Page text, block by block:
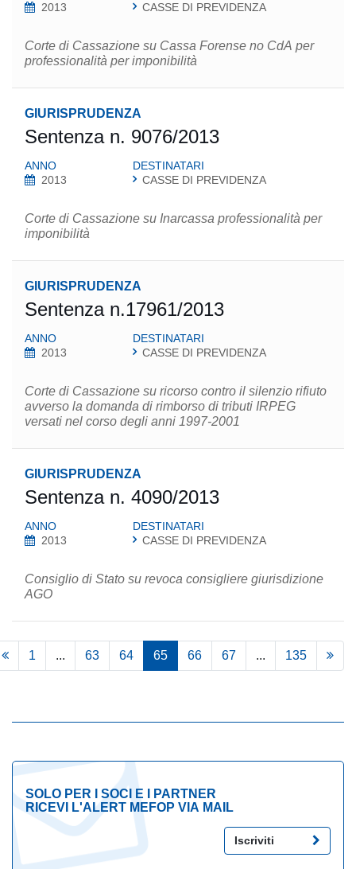
2013
CASSE DI PREVIDENZA
Corte di Cassazione su Cassa Forense no CdA per
professionalità per imponibilità
GIURISPRUDENZA
Sentenza n. 9076/2013
ANNO
2013
DESTINATARI
CASSE DI PREVIDENZA
Corte di Cassazione su Inarcassa professionalità per
imponibilità
GIURISPRUDENZA
Sentenza n.17961/2013
ANNO
2013
DESTINATARI
CASSE DI PREVIDENZA
Corte di Cassazione su ricorso contro il silenzio rifiuto
avverso la domanda di rimborso di tributi IRPEG
versati nel corso degli anni 1997-2001
GIURISPRUDENZA
Sentenza n. 4090/2013
ANNO
2013
DESTINATARI
CASSE DI PREVIDENZA
Consiglio di Stato su revoca consigliere giurisdizione
AGO
1 ... 63 64 65 66 67 ... 135
SOLO PER I SOCI E I PARTNER
RICEVI L'ALERT MEFOP VIA MAIL
Iscriviti